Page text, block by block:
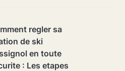
regler sa
de ski
en toute
: Les etapes